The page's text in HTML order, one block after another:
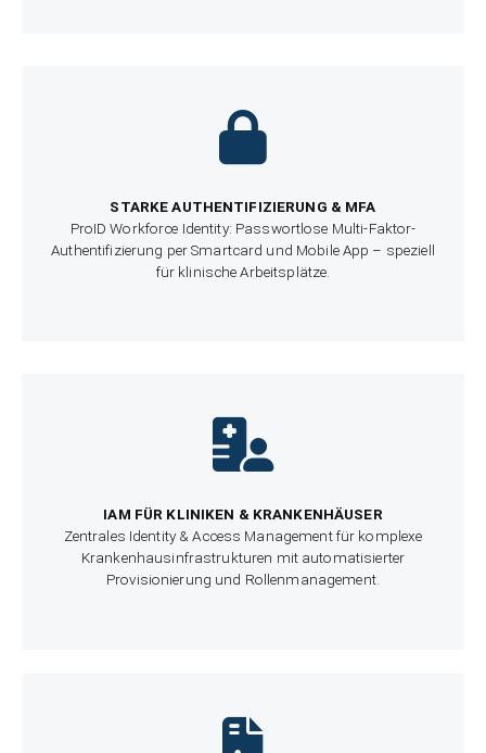
STARKE AUTHENTIFIZIERUNG & MFA
ProID Workforce Identity: Passwortlose Multi-Faktor-
Authentifizierung per Smartcard und Mobile App – speziell
für klinische Arbeitsplätze.
IAM FÜR KLINIKEN & KRANKENHÄUSER
Zentrales Identity & Access Management für komplexe
Krankenhausinfrastrukturen mit automatisierter
Provisionierung und Rollenmanagement.